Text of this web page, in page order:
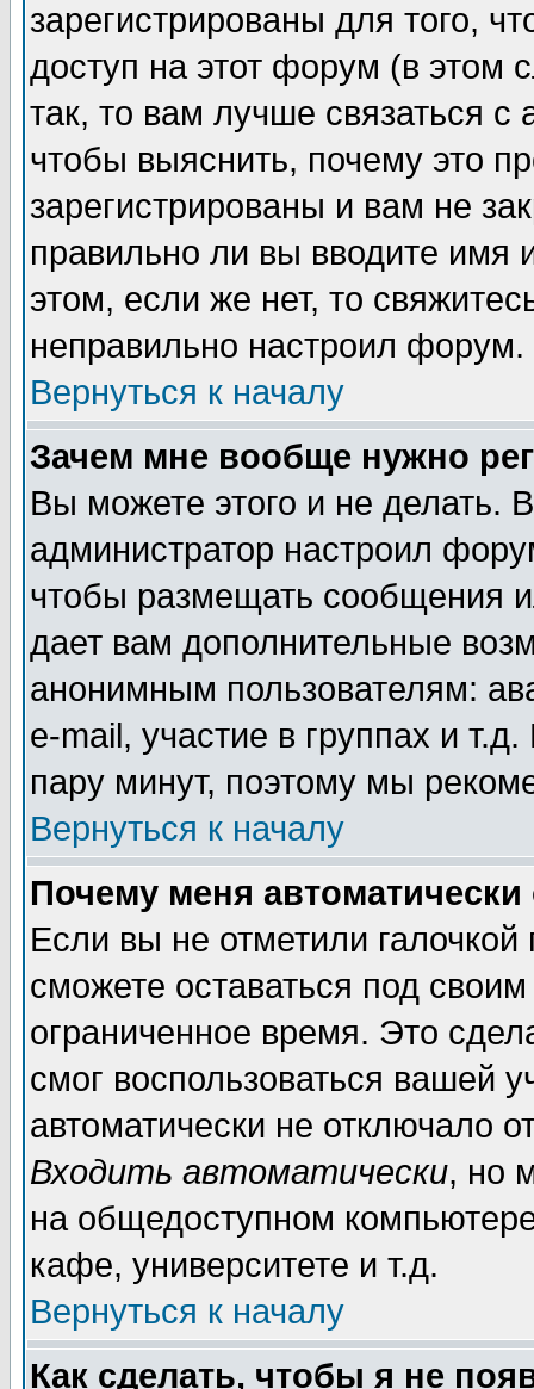
зарегистрированы для того,
доступ на этот форум (в этом
так, то вам лучше связаться
чтобы выяснить, почему это
зарегистрированы и вам не
правильно ли вы вводите
этом, если же нет, то
неправильно настроил форум.
Вернуться к началу
Зачем мне вообще нужно
Вы можете этого и не делать.
администратор настроил
чтобы размещать сообщения
дает вам дополнительные
анонимным пользователям:
e-mail, участие в группах и
пару минут, поэтому мы
Вернуться к началу
Почему меня автоматически
Если вы не отметили галочкой
сможете оставаться под
ограниченное время. Это
смог воспользоваться вашей
автоматически не отключало
Входить автоматически, но
на общедоступном
кафе, университете и т.д.
Вернуться к началу
Как сделать, чтобы я не